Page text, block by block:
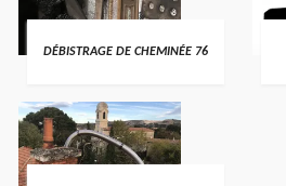
DÉBISTRAGE DE CHEMINÉE 76